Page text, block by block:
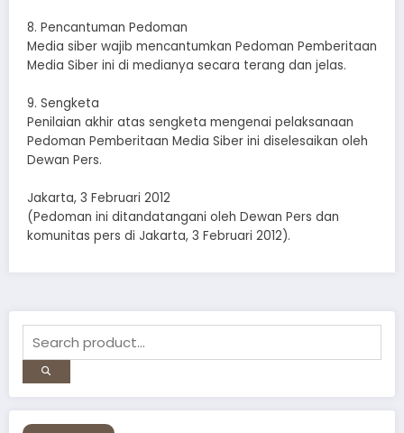
8. Pencantuman Pedoman
Media siber wajib mencantumkan Pedoman Pemberitaan
Media Siber ini di medianya secara terang dan jelas.
9. Sengketa
Penilaian akhir atas sengketa mengenai pelaksanaan
Pedoman Pemberitaan Media Siber ini diselesaikan oleh
Dewan Pers.
Jakarta, 3 Februari 2012
(Pedoman ini ditandatangani oleh Dewan Pers dan
komunitas pers di Jakarta, 3 Februari 2012).